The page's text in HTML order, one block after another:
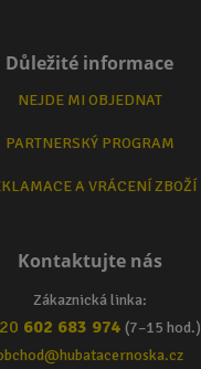
Důležité informace
NEJDE MI OBJEDNAT
PARTNERSKÝ PROGRAM
A VRÁCENÍ ZBOŽÍ
Kontaktujte nás
Zákaznická linka:
602 683 974 (7–15 hod.)